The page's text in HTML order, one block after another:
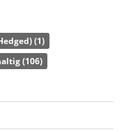
die eine
Verantwortung
liegt bei
(1)
(106)